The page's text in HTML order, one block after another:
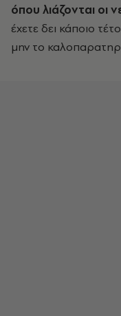
όπου λιάζονται οι
έχετε δει κάποιο
μην το